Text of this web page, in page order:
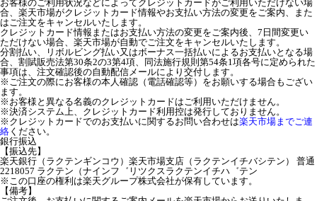
お客様のご利用状況などによってクレジットカードがご利用いただけない場
合、楽天市場がクレジットカード情報やお支払い方法の変更をご案内、また
はご注文をキャンセルいたします。
クレジットカード情報またはお支払い方法の変更をご案内後、7日間変更い
ただけない場合、楽天市場が自動でご注文をキャンセルいたします。
分割払い、リボルビング払い又はボーナス一括払いによるお支払いとなる場
合、割賦販売法第30条2の3第4項、同法施行規則第54条1項各号に定められた
事項は、注文確認後の自動配信メールにより交付します。
※ご注文の際にお客様の本人確認（電話確認等）をお願いする場合もござい
ます。
※お客様と異なる名義のクレジットカードはご利用いただけません。
※決済システム上、クレジットカード利用控は発行しておりません。
※クレジットカードでのお支払いに関するお問い合わせは楽天市場までご連
絡 ください。
銀行振込
【振込先】
楽天銀行（ラクテンギンコウ）楽天市場支店（ラクテンイチバシテン） 普通
2218057 ラクテン（ナインフ゛リツクスラクテンイチハ゛テン
※この口座の権利は楽天グループ株式会社が保有しています。
【備考】